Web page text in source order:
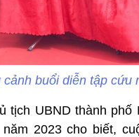
cảnh buổi diễn tập cứu
tịch UBND thành
2023 cho biết,